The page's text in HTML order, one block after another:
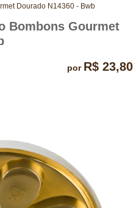
Dourado N14360 - Bwb
Bombons Gourmet
por R$ 23,80